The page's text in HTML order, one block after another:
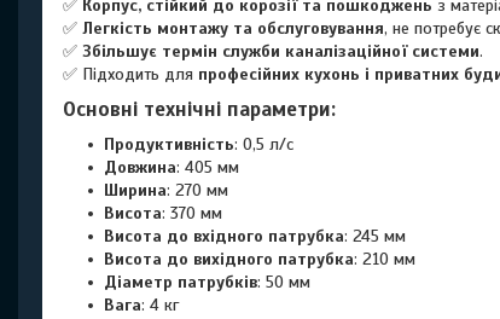
✅ Корпус, стійкий до корозії та пошкоджень з
✅ Легкість монтажу та обслуговування, не потребує
✅ Збільшує термін служби каналізаційної системи.
✅ Підходить для професійних кухонь і приватних
Основні технічні параметри:
Продуктивність: 0,5 л/с
Довжина: 405 мм
Ширина: 270 мм
Висота: 370 мм
Висота до вхідного патрубка: 245 мм
Висота до вихідного патрубка: 210 мм
Діаметр патрубків: 50 мм
Вага: 4 кг